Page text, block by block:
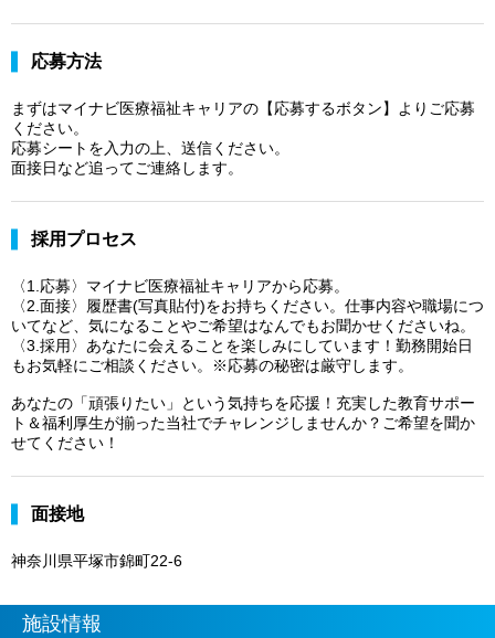
応募方法
まずはマイナビ医療福祉キャリアの【応募するボタン】よりご応募
ください。
応募シートを入力の上、送信ください。
面接日など追ってご連絡します。
採用プロセス
〈1.応募〉マイナビ医療福祉キャリアから応募。
〈2.面接〉履歴書(写真貼付)をお持ちください。仕事内容や職場につ
いてなど、気になることやご希望はなんでもお聞かせくださいね。
〈3.採用〉あなたに会えることを楽しみにしています！勤務開始日
もお気軽にご相談ください。※応募の秘密は厳守します。
あなたの「頑張りたい」という気持ちを応援！充実した教育サポー
ト＆福利厚生が揃った当社でチャレンジしませんか？ご希望を聞か
せてください！
面接地
神奈川県平塚市錦町22-6
施設情報